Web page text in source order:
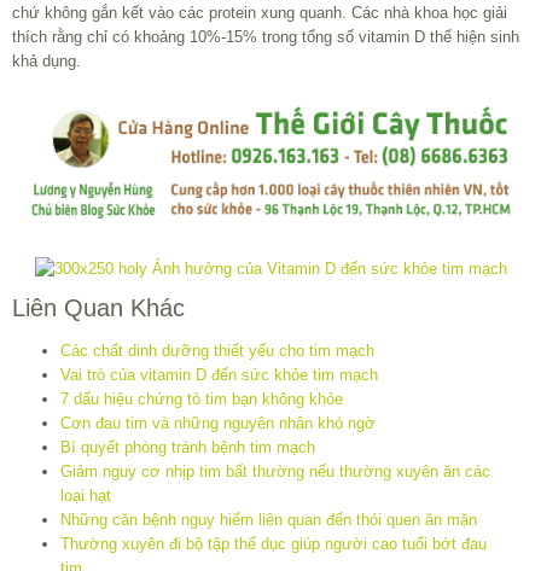
chứ không gắn kết vào các protein xung quanh. Các nhà khoa học giải
thích rằng chỉ có khoảng 10%-15% trong tổng số vitamin D thể hiện sinh
khả dụng.
Liên Quan Khác
Các chất dinh dưỡng thiết yếu cho tim mạch
Vai trò của vitamin D đến sức khỏe tim mạch
7 dấu hiệu chứng tỏ tim bạn không khỏe
Cơn đau tim và những nguyên nhân khó ngờ
Bí quyết phòng tránh bệnh tim mạch
Giảm nguy cơ nhịp tim bất thường nếu thường xuyên ăn các
loại hạt
Những căn bệnh nguy hiểm liên quan đến thói quen ăn mặn
Thường xuyên đi bộ tập thể dục giúp người cao tuổi bớt đau